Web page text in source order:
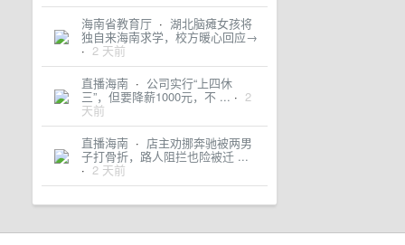
海南省教育厅 · 湖北脑瘫女孩将
独自来海南求学，校方暖心回应→
· 2 天前
直播海南 · 公司实行“上四休
三”，但要降薪1000元，不 ... · 2
天前
直播海南 · 店主劝挪奔驰被两男
子打骨折，路人阻拦也险被迁 ...
· 2 天前